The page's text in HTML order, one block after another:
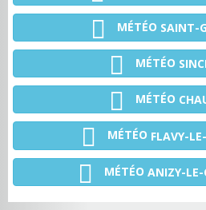
MÉTÉO SAINT-
MÉTÉO
MÉTÉO
MÉTÉO FLAVY-
MÉTÉO ANIZY-LE-